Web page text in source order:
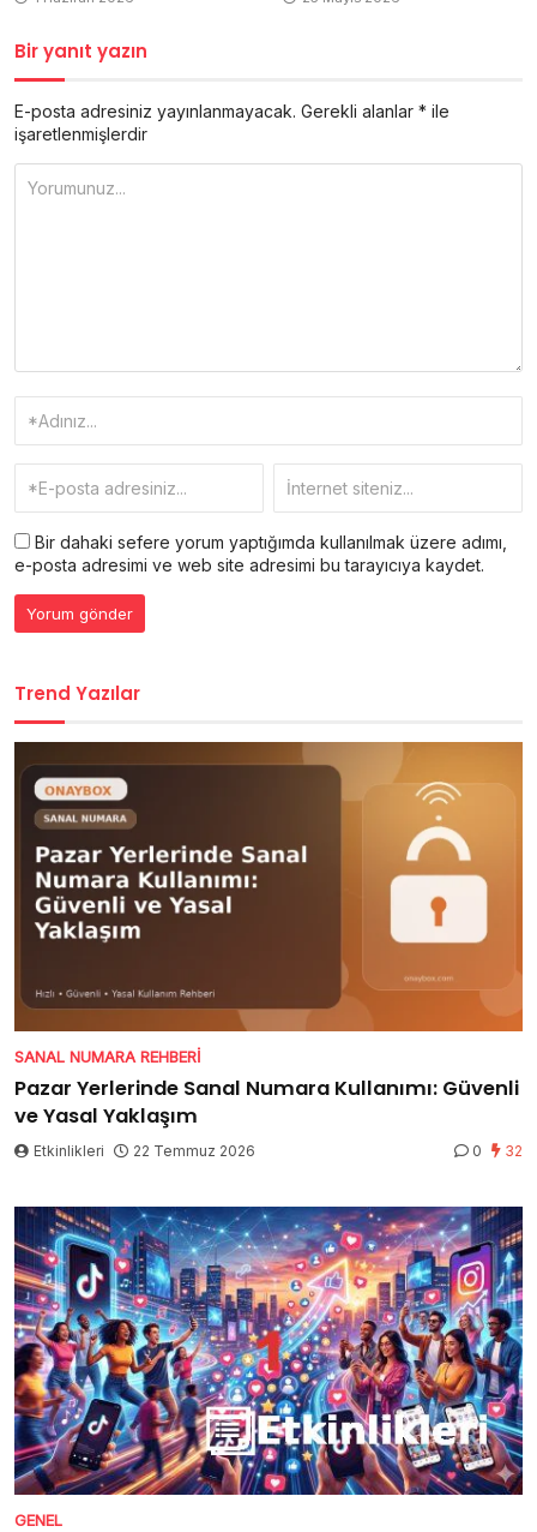
Bir yanıt yazın
E-posta adresiniz yayınlanmayacak. Gerekli alanlar * ile
işaretlenmişlerdir
Bir dahaki sefere yorum yaptığımda kullanılmak üzere adımı,
e-posta adresimi ve web site adresimi bu tarayıcıya kaydet.
Trend Yazılar
SANAL NUMARA REHBERI
Pazar Yerlerinde Sanal Numara Kullanımı: Güvenli
ve Yasal Yaklaşım
Etkinlikleri 22 Temmuz 2026 0 32
GENEL